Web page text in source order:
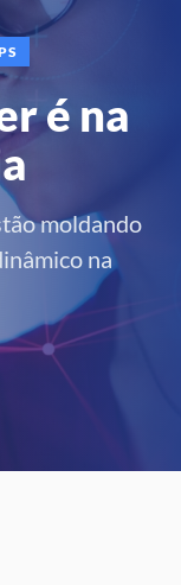
é na
moldando
na